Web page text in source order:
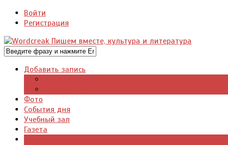
Войти
Регистрация
Добавить запись
Фото
События дня
Учебный зал
Газета